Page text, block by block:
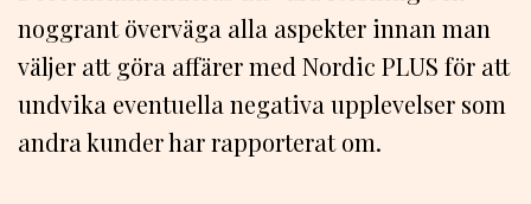
noggrant överväga alla aspekter innan man
väljer att göra affärer med Nordic PLUS för att
undvika eventuella negativa upplevelser som
andra kunder har rapporterat om.